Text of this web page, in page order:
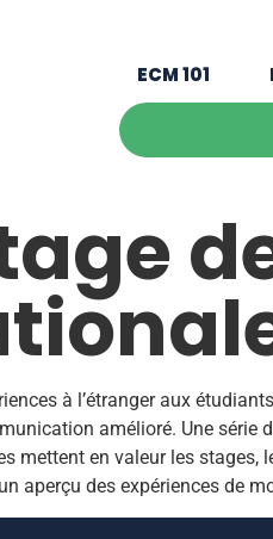
ECM 101
à l’étranger aux
amélioré. Une
mettent en valeur les stages,
aperçu des expériences de